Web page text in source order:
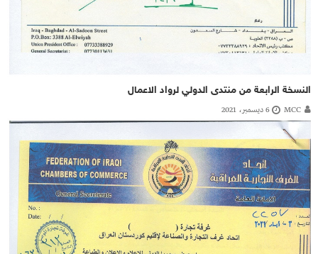
النسخة الرابعة من منتدى الدولي لرواد الاعمال
MCC 6 ديسمبر، 2021